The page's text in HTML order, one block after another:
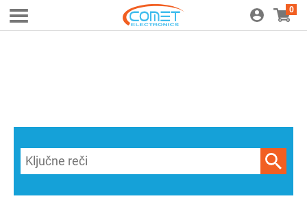
0